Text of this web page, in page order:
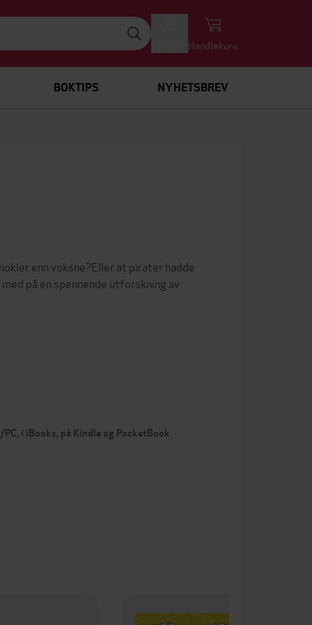
Handlekurv
BOKTIPS NYHETSBREV
enn voksne?Eller at pirater hadde
på en spennende utforskning av
i iBooks, på Kindle og PocketBook